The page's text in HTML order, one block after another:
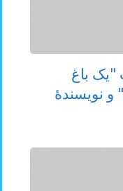
"یک باغ
نویسندۀ